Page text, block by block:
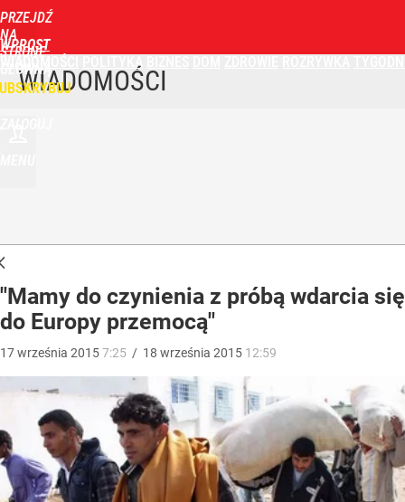
PRZEJDŹ
NA
STRONĘ
GŁÓWNĄ
WPROST
POLITYKA
WIADOMOŚCI
"Mamy do czynienia z próbą wdarcia się
do Europy przemocą"
17września 20157:25 / 18 września 2015 12:59